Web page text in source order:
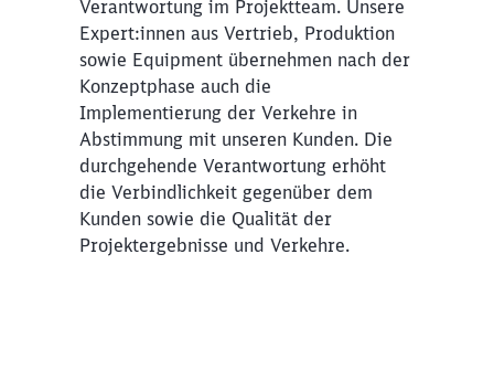
Verantwortung im Projektteam. Unsere
Expert:innen aus Vertrieb, Produktion
sowie Equipment übernehmen nach der
Konzeptphase auch die
Implementierung der Verkehre in
Abstimmung mit unseren Kunden. Die
durchgehende Verantwortung erhöht
die Verbindlichkeit gegenüber dem
Kunden sowie die Qualität der
Projektergebnisse und Verkehre.